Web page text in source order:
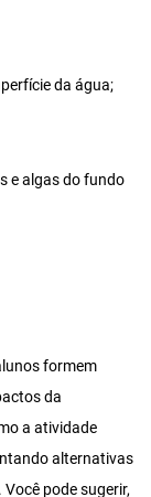
da água;
e algas do fundo
formem
da
a atividade
alternativas
pode sugerir,